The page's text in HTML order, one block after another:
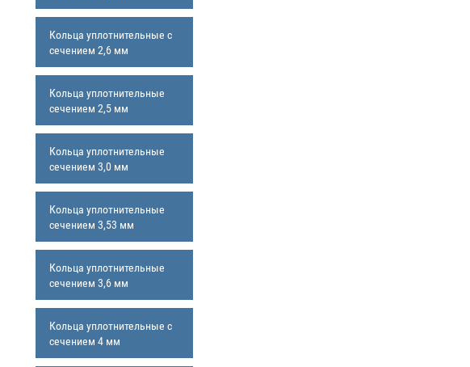
Кольца уплотнительные с
сечением 2,6 мм
Кольца уплотнительные
сечением 2,5 мм
Кольца уплотнительные
сечением 3,0 мм
Кольца уплотнительные
сечением 3,53 мм
Кольца уплотнительные
сечением 3,6 мм
Кольца уплотнительные с
сечением 4 мм